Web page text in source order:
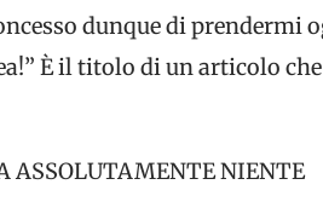
dunque di prendermi
È il titolo di un articolo
ASSOLUTAMENTE NIENTE